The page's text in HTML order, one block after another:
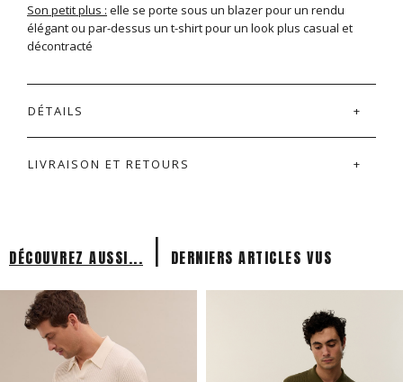
Son petit plus : elle se porte sous un blazer pour un rendu
élégant ou par-dessus un t-shirt pour un look plus casual et
décontracté
DÉTAILS
LIVRAISON ET RETOURS
DÉCOUVREZ AUSSI... | DERNIERS ARTICLES VUS